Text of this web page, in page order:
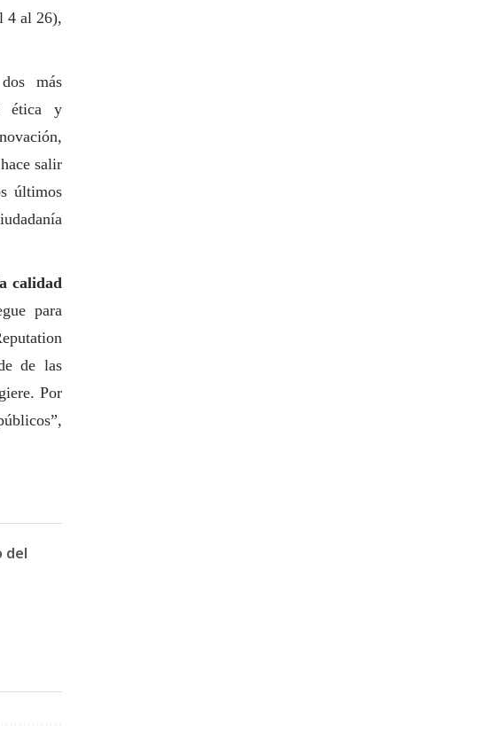
4 al 26),
más
ética y
salir
últimos
calidad
para
de las
Por
del